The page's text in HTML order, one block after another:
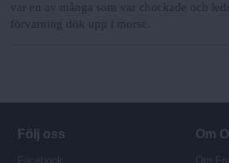
var en av många som var chockade och
förvarning dök upp i morse.
Följ oss Om